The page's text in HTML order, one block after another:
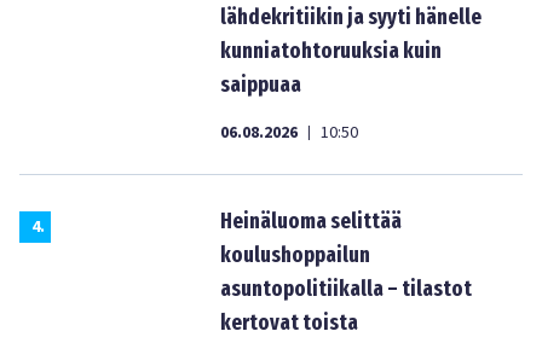
lähdekritiikin ja syyti hänelle
kunniatohtoruuksia kuin
saippuaa
06.08.2026 | 10:50
4.
Heinäluoma selittää
koulushoppailun
asuntopolitiikalla – tilastot
kertovat toista